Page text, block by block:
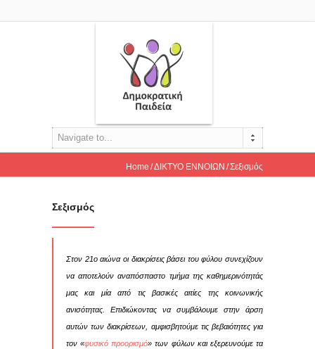
Navigate to...
Home ΔΙΚΤΥΟ ΕΝΝΟΙΩΝ Σεξισμός
Σεξισμός
Στον 21ο αιώνα οι διακρίσεις βάσει του φύλου συνεχίζουν
να αποτελούν αναπόσπαστο τμήμα της καθημερινότητάς
μας και μία από τις βασικές αιτίες της κοινωνικής
ανισότητας. Επιδιώκοντας να συμβάλουμε στην άρση
αυτών των διακρίσεων, αμφισβητούμε τις βεβαιότητες για
τον «φυσικό προορισμό» των φύλων και εξερευνούμε τα